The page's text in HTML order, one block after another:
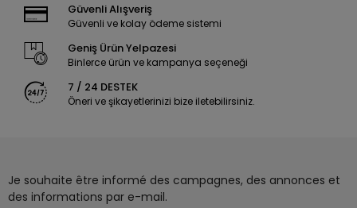
Güvenli Alışveriş
Güvenli ve kolay ödeme sistemi
Geniş Ürün Yelpazesi
Binlerce ürün ve kampanya seçeneği
7 / 24 DESTEK
Öneri ve şikayetlerinizi bize iletebilirsiniz.
Je souhaite être informé des campagnes, des annonces et
des informations par e-mail.